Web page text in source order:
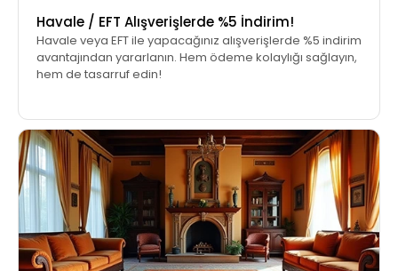
Havale / EFT Alışverişlerde %5 İndirim!
Havale veya EFT ile yapacağınız alışverişlerde %5 indirim
avantajından yararlanın. Hem ödeme kolaylığı sağlayın,
hem de tasarruf edin!